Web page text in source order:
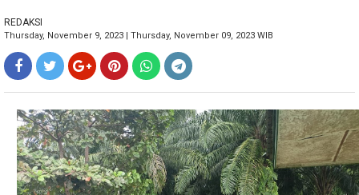
REDAKSI
Thursday, November 9, 2023 | Thursday, November 09, 2023 WIB